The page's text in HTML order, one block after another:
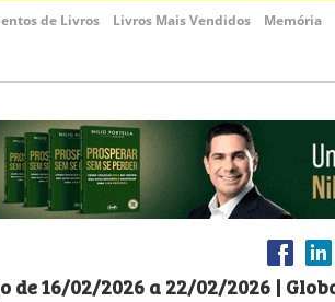
de Livros Livros Mais Vendidos Memória
16/02/2026 a 22/02/2026 |